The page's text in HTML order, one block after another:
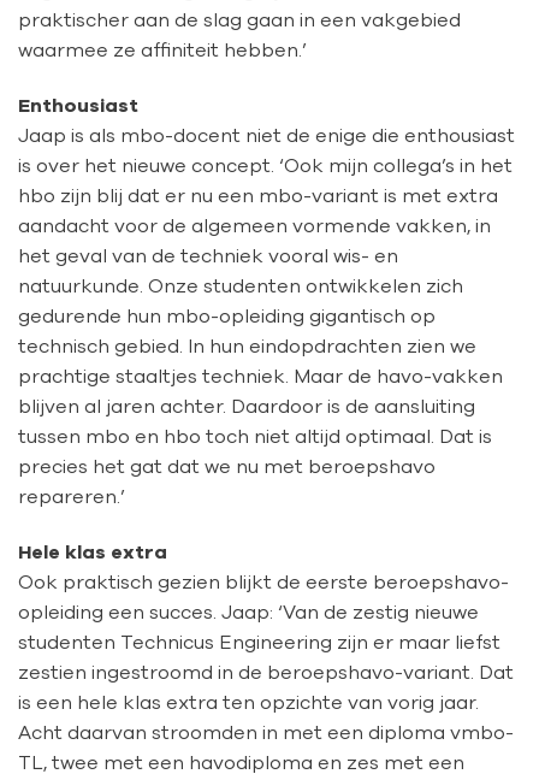
praktischer aan de slag gaan in een vakgebied
waarmee ze affiniteit hebben.’
Enthousiast
Jaap is als mbo-docent niet de enige die enthousiast
is over het nieuwe concept. ‘Ook mijn collega’s in het
hbo zijn blij dat er nu een mbo-variant is met extra
aandacht voor de algemeen vormende vakken, in
het geval van de techniek vooral wis- en
natuurkunde. Onze studenten ontwikkelen zich
gedurende hun mbo-opleiding gigantisch op
technisch gebied. In hun eindopdrachten zien we
prachtige staaltjes techniek. Maar de havo-vakken
blijven al jaren achter. Daardoor is de aansluiting
tussen mbo en hbo toch niet altijd optimaal. Dat is
precies het gat dat we nu met beroepshavo
repareren.’
Hele klas extra
Ook praktisch gezien blijkt de eerste beroepshavo-
opleiding een succes. Jaap: ‘Van de zestig nieuwe
studenten Technicus Engineering zijn er maar liefst
zestien ingestroomd in de beroepshavo-variant. Dat
is een hele klas extra ten opzichte van vorig jaar.
Acht daarvan stroomden in met een diploma vmbo-
TL, twee met een havodiploma en zes met een